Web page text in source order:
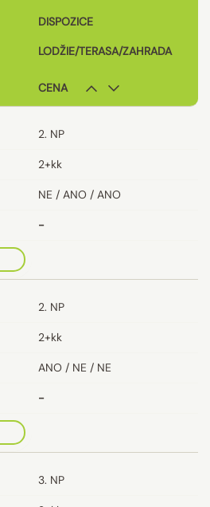
DISPOZICE
LODŽIE/TERASA/ZAHRADA
CENA
2. NP
2+kk
NE / ANO / ANO
-
2. NP
2+kk
ANO / NE / NE
-
3. NP